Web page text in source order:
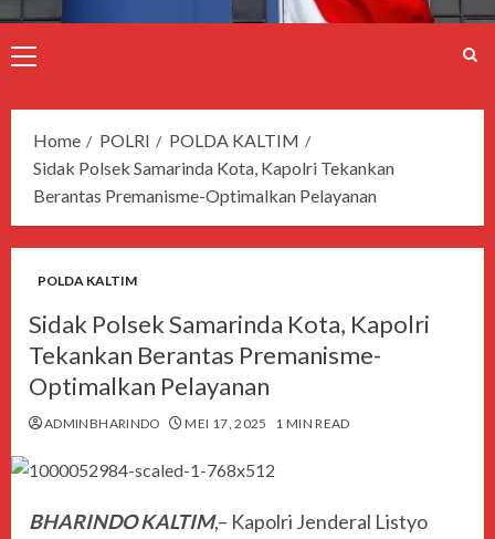
Home POLRI
POLDA KALTIM
Sidak Polsek Samarinda Kota, Kapolri Tekankan
Berantas Premanisme-Optimalkan Pelayanan
POLDA KALTIM
Sidak Polsek Samarinda Kota, Kapolri
Tekankan Berantas Premanisme-
Optimalkan Pelayanan
ADMINBHARINDO MEI 17, 2025 1 MIN READ
BHARINDO KALTIM,– Kapolri Jenderal Listyo